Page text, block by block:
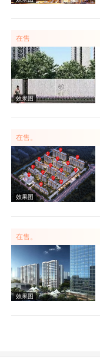
在售
在售。
在售。